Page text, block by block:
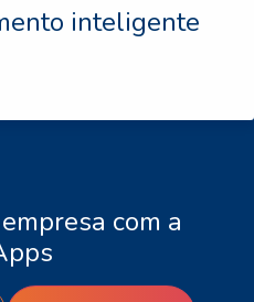
inteligente
com a